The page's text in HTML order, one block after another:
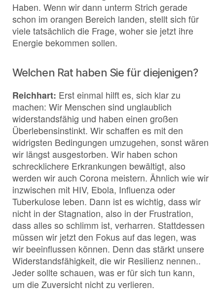
Haben. Wenn wir dann unterm Strich gerade
schon im orangen Bereich landen, stellt sich für
viele tatsächlich die Frage, woher sie jetzt ihre
Energie bekommen sollen.
Welchen Rat haben Sie für diejenigen?
Reichhart: Erst einmal hilft es, sich klar zu
machen: Wir Menschen sind unglaublich
widerstandsfähig und haben einen großen
Überlebensinstinkt. Wir schaffen es mit den
widrigsten Bedingungen umzugehen, sonst wären
wir längst ausgestorben. Wir haben schon
schrecklichere Erkrankungen bewältigt, also
werden wir auch Corona meistern. Ähnlich wie wir
inzwischen mit HIV, Ebola, Influenza oder
Tuberkulose leben. Dann ist es wichtig, dass wir
nicht in der Stagnation, also in der Frustration,
dass alles so schlimm ist, verharren. Stattdessen
müssen wir jetzt den Fokus auf das legen, was
wir beeinflussen können. Denn das stärkt unsere
Widerstandsfähigkeit, die wir Resilienz nennen..
Jeder sollte schauen, was er für sich tun kann,
um die Zuversicht nicht zu verlieren.